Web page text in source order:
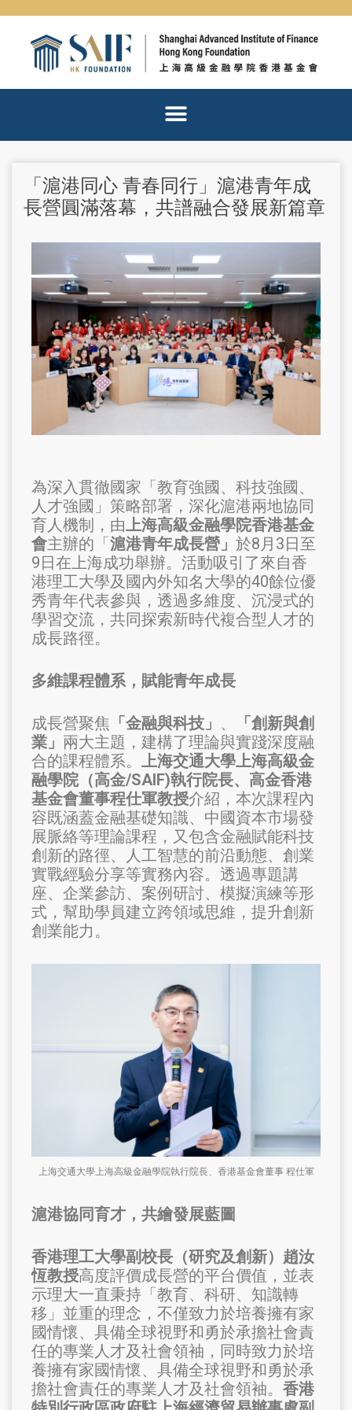
Skip
「滬港同心 青春同行」滬港青年成
長營圓滿落幕，共譜融合發展新篇章
為深入貫徹國家「教育強國、科技強國、
人才強國」策略部署，深化滬港兩地協同
育人機制，由上海高級金融學院香港基金
會主辦的「滬港青年成長營」 於8月3日至
9日在上海成功舉辦。活動吸引了來自香
港理工大學及國內外知名大學的40餘位優
秀青年代表參與，透過多維度、沉浸式的
學習交流，共同探索新時代複合型人才的
成長路徑。
多維課程體系，賦能青年成長
成長營聚焦 「金融與科技」 、
「創新與創
業」 兩大主題，建構了理論與實踐深度融
合的課程體系。 上海交通大學上海高級金
融學院（高金/SAIF)執行院長、高金香港
基金會董事程仕軍教授介紹，本次課程內
容既涵蓋金融基礎知識、中國資本市場發
展脈絡等理論課程，又包含金融賦能科技
創新的路徑、人工智慧的前沿動態、創業
實戰經驗分享等實務內容。透過專題講
座、企業參訪、案例研討、模擬演練等形
式，幫助學員建立跨領域思維，提升創新
創業能力。
上海交通大學上海高級金融學院執行院長、香港基金會董事 程仕軍
滬港協同育才，共繪發展藍圖
香港理工大學副校長（研究及創新）趙汝
恆教授高度評價成長營的平台價值，並表
示理大一直秉持「教育、科研、知識轉
移」並重的理念，不僅致力於培養擁有家
國情懷、具備全球視野和勇於承擔社會責
任的專業人才及社會領袖，同時致力於培
養擁有家國情懷、具備全球視野和勇於承
擔社會責任的專業人才及社會領袖。 香港